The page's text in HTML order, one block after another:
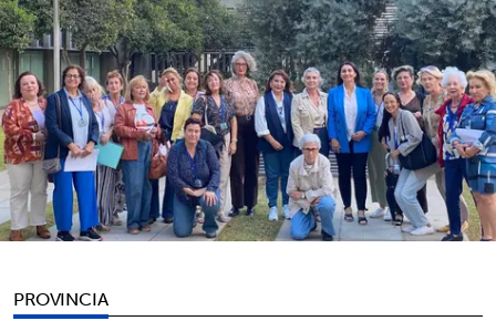
PROVINCIA